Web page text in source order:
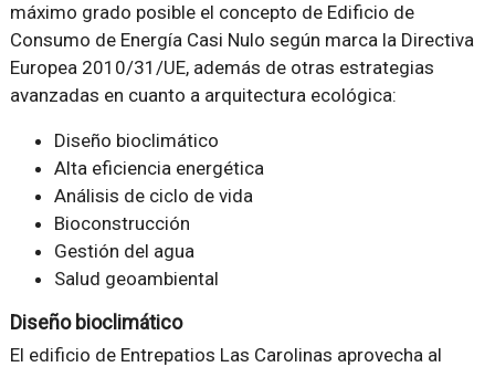
máximo grado posible el concepto de Edificio de
Consumo de Energía Casi Nulo según marca la Directiva
Europea 2010/31/UE, además de otras estrategias
avanzadas en cuanto a arquitectura ecológica:
Diseño bioclimático
Alta eficiencia energética
Análisis de ciclo de vida
Bioconstrucción
Gestión del agua
Salud geoambiental
Diseño bioclimático
El edificio de Entrepatios Las Carolinas aprovecha al